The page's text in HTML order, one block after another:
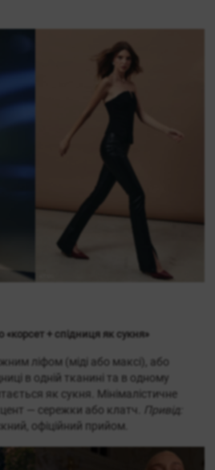
«корсет + спідниця як сукня»
ліфом (міді або максі), або
в одній тканині та в одному
як сукня. Мінімалістичне
— сережки або клатч.
Привід:
офіційний прийом.